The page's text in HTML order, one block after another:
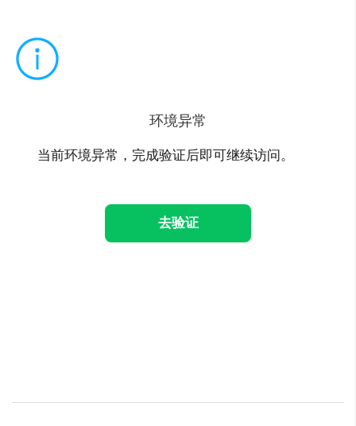
环境异常
当前环境异常，完成验证后即可继续访问。
去验证